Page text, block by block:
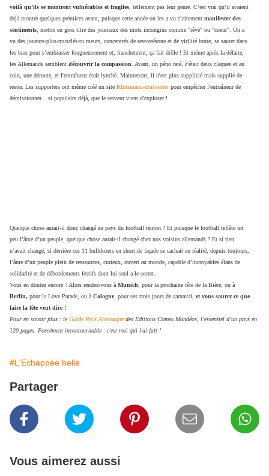
voilà qu’ils se montrent vulnérables et fragiles , tellement pas leur genre. C’est vrai qu’il avaient
déjà montré quelques prémices avant, puisque cette année on les a vu clairement manifester des
sentiments , mettre en gros titre des journaux des mots incongrus comme "rêve" ou "coeur". On a
vu des joueurs-plus-musclés-tu meurs, concentrés de testostérone et de virilité brute, se sauter dans
les bras pour s’embrasser fougueusement et, franchement, ça fait drôle ! Et même après la défaite,
les Allemands semblent découvrir la compassion . Avant, un péno raté, c'était deux claques et au
coin, une déroute, et l'entraîneur était lynché. Maintenant, il n'est plus supplicié mais supplié de
rester. Les supporters ont même créé un site Klinsmann-doit-resterpour empêcher l'entraîneur de
démissionner... si populaire déjà, que le serveur vient d'exploser !
Quelque chose aurait-il donc changé au pays du football teuton ? Et puisque le football reflète un
peu l’âme d’un peuple, quelque chose aurait-il changé chez nos voisins allemands ? Et si rien
n’avait changé, si derrière ces 11 bulldozers en short de façade se cachait en réalité, depuis toujours,
l’âme d’un peuple plein de ressources, curieux, ouvert au monde, capable d’incroyables élans de
solidarité et de débordements festifs dont lui seul a le secret.
Vous en doutez encore ? Alors rendez-vous à Munich , pour la prochaine fête de la Bière, ou à
Berlin, pour la Love Parade, ou à Cologne , pour ses trois jours de carnaval, et vous saurez ce que
faire la fête veut dire !
Pour en savoir plus : le Guide Pays Allemagnedes Editions Comex Mondéos, l’essentiel d’un pays en
120 pages. Forcément incontournable : c'est moi qui l'ai fait !
#L'Echappée belle
Partager
Vous aimerez aussi